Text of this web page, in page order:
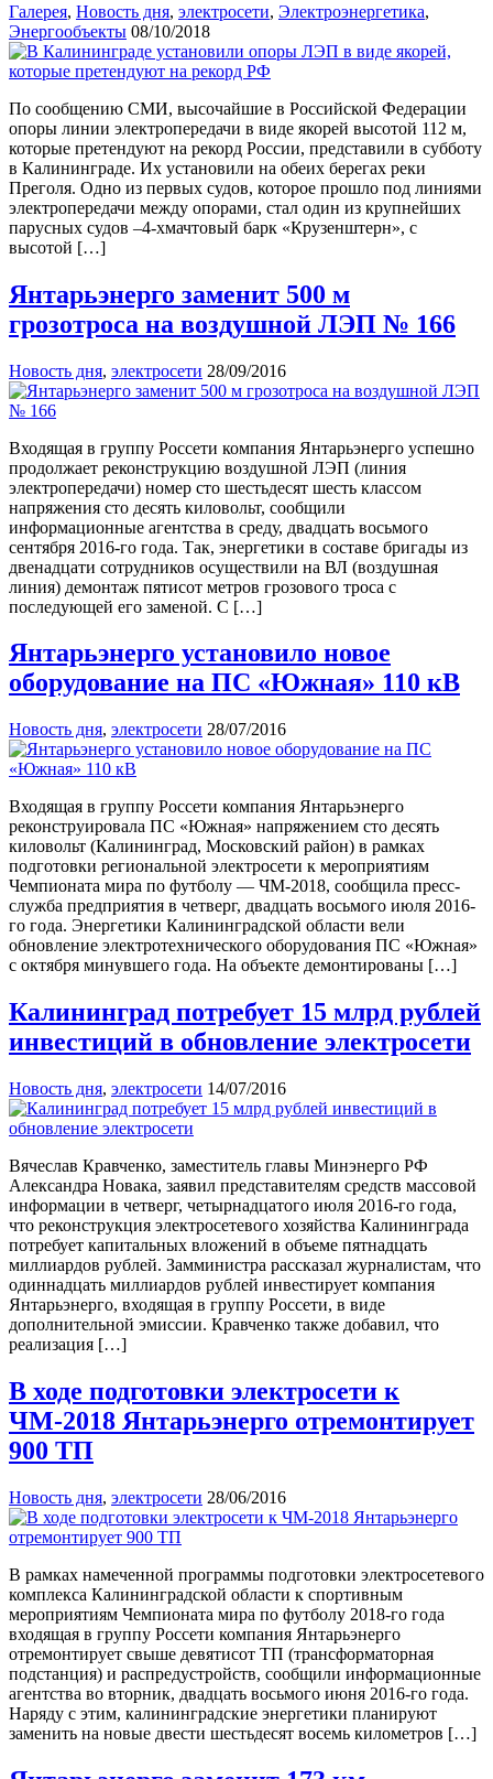
Галерея, Новость дня, электросети, Электроэнергетика,
Энергообъекты 08/10/2018
По сообщению СМИ, высочайшие в Российской Федерации
опоры линии электропередачи в виде якорей высотой 112 м,
которые претендуют на рекорд России, представили в субботу
в Калининграде. Их установили на обеих берегах реки
Преголя. Одно из первых судов, которое прошло под линиями
электропередачи между опорами, стал один из крупнейших
парусных судов –4-хмачтовый барк «Крузенштерн», с
высотой […]
Янтарьэнерго заменит 500 м
грозотроса на воздушной ЛЭП № 166
Новость дня, электросети 28/09/2016
Входящая в группу Россети компания Янтарьэнерго успешно
продолжает реконструкцию воздушной ЛЭП (линия
электропередачи) номер сто шестьдесят шесть классом
напряжения сто десять киловольт, сообщили
информационные агентства в среду, двадцать восьмого
сентября 2016-го года. Так, энергетики в составе бригады из
двенадцати сотрудников осуществили на ВЛ (воздушная
линия) демонтаж пятисот метров грозового троса с
последующей его заменой. С […]
Янтарьэнерго установило новое
оборудование на ПС «Южная» 110 кВ
Новость дня, электросети 28/07/2016
Входящая в группу Россети компания Янтарьэнерго
реконструировала ПС «Южная» напряжением сто десять
киловольт (Калининград, Московский район) в рамках
подготовки региональной электросети к мероприятиям
Чемпионата мира по футболу — ЧМ-2018, сообщила пресс-
служба предприятия в четверг, двадцать восьмого июля 2016-
го года. Энергетики Калининградской области вели
обновление электротехнического оборудования ПС «Южная»
с октября минувшего года. На объекте демонтированы […]
Калининград потребует 15 млрд рублей
инвестиций в обновление электросети
Новость дня, электросети 14/07/2016
Вячеслав Кравченко, заместитель главы Минэнерго РФ
Александра Новака, заявил представителям средств массовой
информации в четверг, четырнадцатого июля 2016-го года,
что реконструкция электросетевого хозяйства Калининграда
потребует капитальных вложений в объеме пятнадцать
миллиардов рублей. Замминистра рассказал журналистам, что
одиннадцать миллиардов рублей инвестирует компания
Янтарьэнерго, входящая в группу Россети, в виде
дополнительной эмиссии. Кравченко также добавил, что
реализация […]
В ходе подготовки электросети к
ЧМ-2018 Янтарьэнерго отремонтирует
900 ТП
Новость дня, электросети 28/06/2016
В рамках намеченной программы подготовки электросетевого
комплекса Калининградской области к спортивным
мероприятиям Чемпионата мира по футболу 2018-го года
входящая в группу Россети компания Янтарьэнерго
отремонтирует свыше девятисот ТП (трансформаторная
подстанция) и распредустройств, сообщили информационные
агентства во вторник, двадцать восьмого июня 2016-го года.
Наряду с этим, калининградские энергетики планируют
заменить на новые двести шестьдесят восемь километров […]